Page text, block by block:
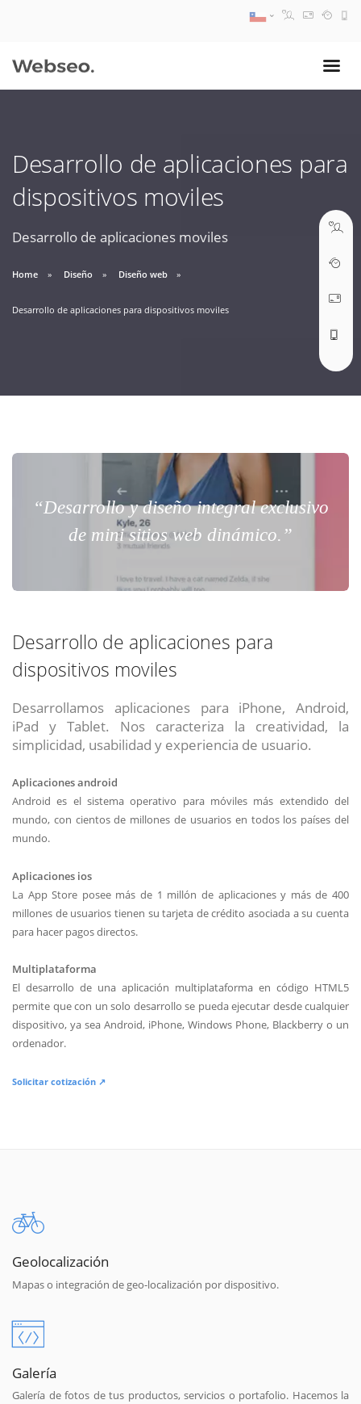
Desarrollo de aplicaciones para
dispositivos moviles
Desarrollo de aplicaciones moviles
Home Diseño Diseño web
Desarrollo de aplicaciones para dispositivos moviles
“Desarrollo y diseño integral exclusivo
de mini sitios web dinámico.”
Desarrollo de aplicaciones para
dispositivos moviles
Desarrollamos aplicaciones para iPhone, Android,
iPad y Tablet. Nos caracteriza la creatividad, la
simplicidad, usabilidad y experiencia de usuario.
Aplicaciones android
Android es el sistema operativo para móviles más extendido del
mundo, con cientos de millones de usuarios en todos los países del
mundo.
Aplicaciones ios
La App Store posee más de 1 millón de aplicaciones y más de 400
millones de usuarios tienen su tarjeta de crédito asociada a su cuenta
para hacer pagos directos.
Multiplataforma
El desarrollo de una aplicación multiplataforma en código HTML5
permite que con un solo desarrollo se pueda ejecutar desde cualquier
dispositivo, ya sea Android, iPhone, Windows Phone, Blackberry o un
ordenador.
Solicitar cotización ↗
Geolocalización
Mapas o integración de geo-localización por dispositivo.
Galería
Galería de fotos de tus productos, servicios o portafolio. Hacemos la
09:30 AM A 18:30 PM
soporte@webseo.cl